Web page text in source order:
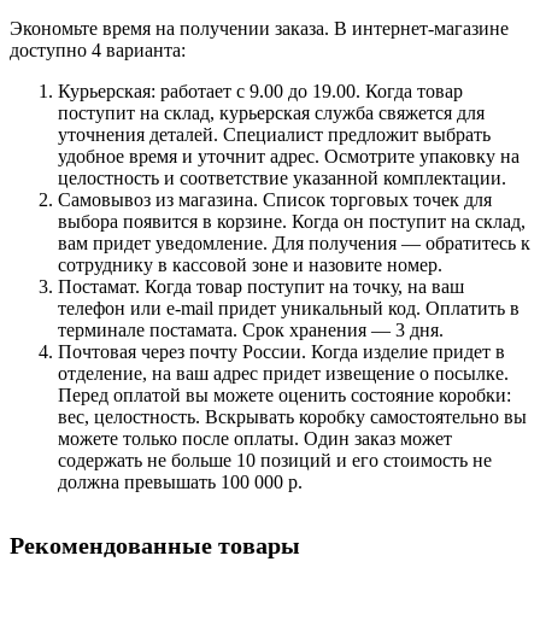
Экономьте время на получении заказа. В интернет-магазине
доступно 4 варианта:
Курьерская: работает с 9.00 до 19.00. Когда товар
поступит на склад, курьерская служба свяжется для
уточнения деталей. Специалист предложит выбрать
удобное время и уточнит адрес. Осмотрите упаковку на
целостность и соответствие указанной комплектации.
Самовывоз из магазина. Список торговых точек для
выбора появится в корзине. Когда он поступит на склад,
вам придет уведомление. Для получения — обратитесь к
сотруднику в кассовой зоне и назовите номер.
Постамат. Когда товар поступит на точку, на ваш
телефон или e-mail придет уникальный код. Оплатить в
терминале постамата. Срок хранения — 3 дня.
Почтовая через почту России. Когда изделие придет в
отделение, на ваш адрес придет извещение о посылке.
Перед оплатой вы можете оценить состояние коробки:
вес, целостность. Вскрывать коробку самостоятельно вы
можете только после оплаты. Один заказ может
содержать не больше 10 позиций и его стоимость не
должна превышать 100 000 р.
Рекомендованные товары